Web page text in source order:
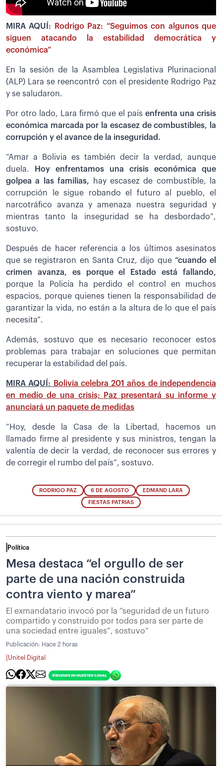
MIRA AQUÍ:
Rodrigo Paz: “Seguimos con algunos que
siguen atacando la estabilidad democrática y
económica”
En la sesión de la Asamblea Legislativa Plurinacional
(ALP) Lara se reencontró con el presidente Rodrigo Paz
y se saludaron.
Por otro lado, Lara firmó que el país enfrenta una crisis
económica marcada por la escasez de combustibles, la
corrupción y el avance de la inseguridad.
“Amar a Bolivia es también decir la verdad, aunque
duela.
Hoy enfrentamos una crisis económica que
golpea a las familias, hay escasez de combustible, la
corrupción le sigue robando el futuro al pueblo, el
narcotráfico avanza y amenaza nuestra seguridad y
mientras tanto la inseguridad se ha desbordado”,
sostuvo.
Después de hacer referencia a los últimos asesinatos
que se registraron en Santa Cruz, dijo que “cuando el
crimen avanza, es porque el Estado está fallando,
porque la Policía ha perdido el control en muchos
espacios, porque quienes tienen la responsabilidad de
garantizar la vida, no están a la altura de lo que el país
necesita”.
Además, sostuvo que es necesario reconocer estos
problemas para trabajar en soluciones que permitan
recuperar la estabilidad del país.
MIRA AQUÍ:
Bolivia celebra 201 años de independencia
en medio de una crisis; Paz presentará su informe y
anunciará un paquete de medidas
“Hoy, desde la Casa de la Libertad, hacemos un
llamado firme al presidente y sus ministros, tengan la
valentía de decir la verdad, de reconocer sus errores y
de corregir el rumbo del país”, sostuvo.
RODRIGO PAZ 6 DE AGOSTO EDMAND LARA
FIESTAS PATRIAS
Política
Mesa destaca “el orgullo de ser
parte de una nación construida
contra viento y marea”
El exmandatario invocó por la “seguridad de un futuro
compartido y construido por todos para ser parte de
una sociedad entre iguales”, sostuvo”
Publicación: Hace 2 horas
Unitel Digital